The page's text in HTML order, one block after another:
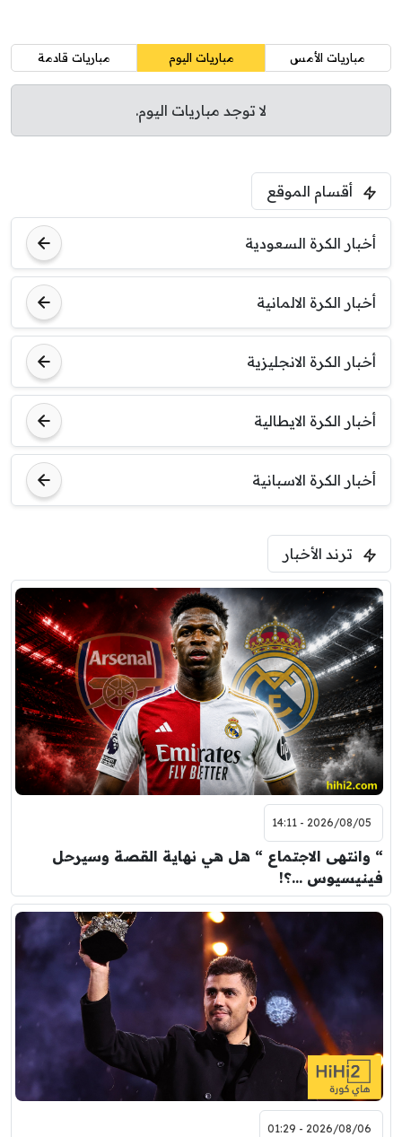
مباريات الأمس مباريات اليوم مباريات قادمة
لا توجد مباريات اليوم.
أقسام الموقع
أخبار الكرة السعودية
أخبار الكرة الالمانية
أخبار الكرة الانجليزية
أخبار الكرة الايطالية
أخبار الكرة الاسبانية
ترند الأخبار
2026/08/05 - 14:11
“ وانتهى الاجتماع “ هل هي نهاية القصة وسيرحل
فينيسيوس …؟!
2026/08/06 - 01:29